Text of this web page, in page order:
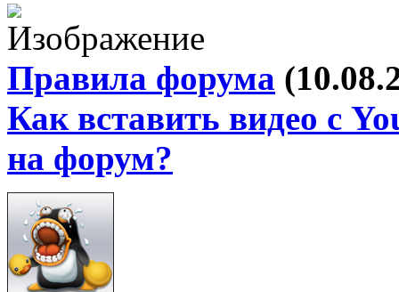
Правила форума
Как вставить видео с
на форум?